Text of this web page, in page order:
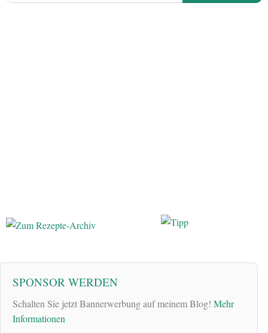
SPONSOR WERDEN
Schalten Sie jetzt Bannerwerbung auf meinem Blog! Mehr
Informationen